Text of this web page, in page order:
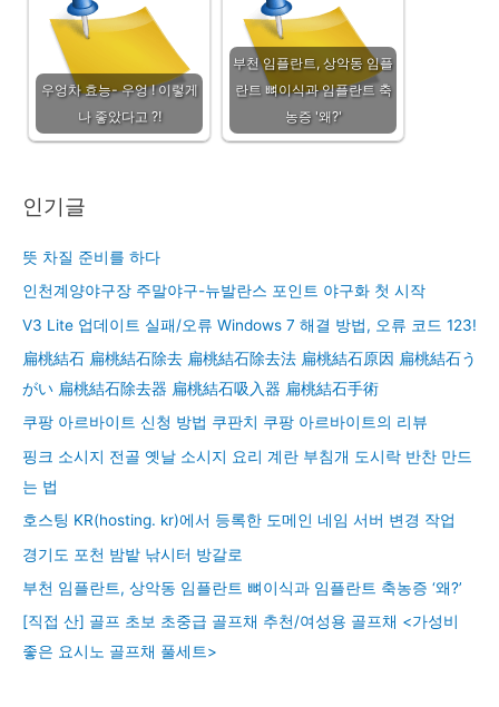
우엉차 효능- 우엉 ! 이렇게
나 좋았다고 ?!
부천 임플란트, 상악동 임플
란트 뼈이식과 임플란트 축
농증 '왜?'
인기글
뜻 차질 준비를 하다
인천계양야구장 주말야구-뉴발란스 포인트 야구화 첫 시작
V3 Lite 업데이트 실패/오류 Windows 7 해결 방법, 오류 코드 123!
扁桃結石 扁桃結石除去 扁桃結石除去法 扁桃結石原因 扁桃結石う
がい 扁桃結石除去器 扁桃結石吸入器 扁桃結石手術
쿠팡 아르바이트 신청 방법 쿠판치 쿠팡 아르바이트의 리뷰
핑크 소시지 전골 옛날 소시지 요리 계란 부침개 도시락 반찬 만드
는 법
호스팅 KR(hosting. kr)에서 등록한 도메인 네임 서버 변경 작업
경기도 포천 밤밭 낚시터 방갈로
부천 임플란트, 상악동 임플란트 뼈이식과 임플란트 축농증 ‘왜?’
[직접 산] 골프 초보 초중급 골프채 추천/여성용 골프채 <가성비
좋은 요시노 골프채 풀세트>